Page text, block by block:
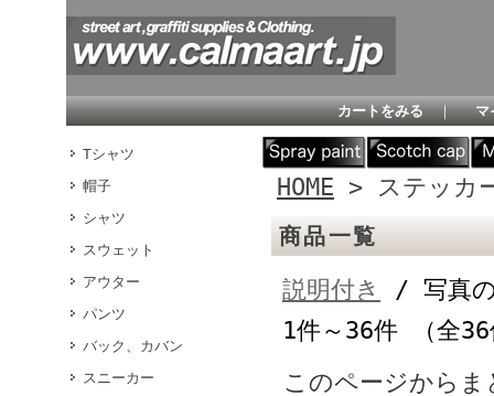
カートをみる ｜ マ
Tシャツ
帽子
シャツ
スウェット
アウター
パンツ
バック、カバン
スニーカー
HOME > ステッカ
商品一覧
説明付き
/ 写真
1件～36件 （全36
このページから